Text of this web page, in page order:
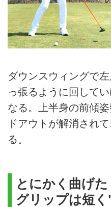
ダウンスウィングで
っ張るように回して
なる。上半身の前傾
ドアウトが解消され
る。
とにかく曲げ
グリップは短